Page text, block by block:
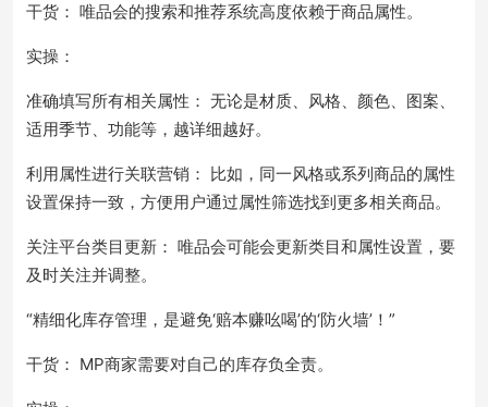
干货： 唯品会的搜索和推荐系统高度依赖于商品属性。
实操：
准确填写所有相关属性： 无论是材质、风格、颜色、图案、
适用季节、功能等，越详细越好。
利用属性进行关联营销： 比如，同一风格或系列商品的属性
设置保持一致，方便用户通过属性筛选找到更多相关商品。
关注平台类目更新： 唯品会可能会更新类目和属性设置，要
及时关注并调整。
“精细化库存管理，是避免‘赔本赚吆喝’的‘防火墙’！”
干货： MP商家需要对自己的库存负全责。